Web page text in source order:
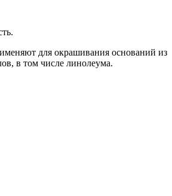
для окрашивания оснований из
в том числе линолеума.